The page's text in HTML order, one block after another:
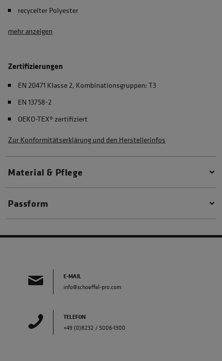
recycelter Polyester
mehr anzeigen
Zertifizierungen
EN 20471 Klasse 2, Kombinationsgruppen: T3
EN 13758-2
OEKO-TEX® zertifiziert
Zur Konformitätserklärung und den Herstellerinfos
Material & Pflege
Passform
E-MAIL
info@schoeffel-pro.com
TELEFON
+49 (0)8232 / 5006-1300